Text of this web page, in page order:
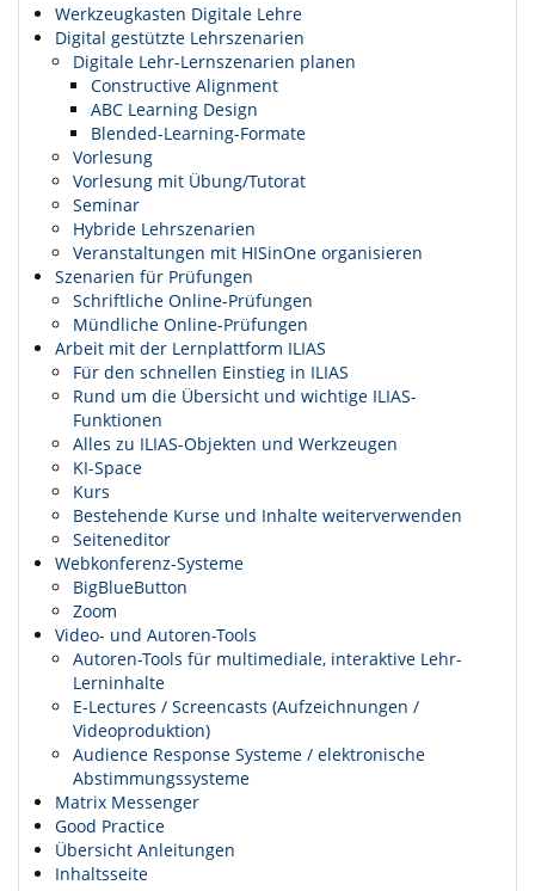
Werkzeugkasten Digitale Lehre
Digital gestützte Lehrszenarien
Digitale Lehr-Lernszenarien planen
Constructive Alignment
ABC Learning Design
Blended-Learning-Formate
Vorlesung
Vorlesung mit Übung/Tutorat
Seminar
Hybride Lehrszenarien
Veranstaltungen mit HISinOne organisieren
Szenarien für Prüfungen
Schriftliche Online-Prüfungen
Mündliche Online-Prüfungen
Arbeit mit der Lernplattform ILIAS
Für den schnellen Einstieg in ILIAS
Rund um die Übersicht und wichtige ILIAS-
Funktionen
Alles zu ILIAS-Objekten und Werkzeugen
KI-Space
Kurs
Bestehende Kurse und Inhalte weiterverwenden
Seiteneditor
Webkonferenz-Systeme
BigBlueButton
Zoom
Video- und Autoren-Tools
Autoren-Tools für multimediale, interaktive Lehr-
Lerninhalte
E-Lectures / Screencasts (Aufzeichnungen /
Videoproduktion)
Audience Response Systeme / elektronische
Abstimmungssysteme
Matrix Messenger
Good Practice
Übersicht Anleitungen
Inhaltsseite